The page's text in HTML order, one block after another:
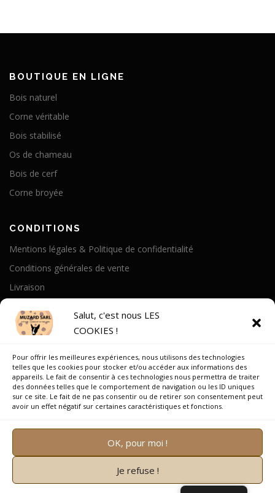
Salut, c'est nous LES
COOKIES !
Pour offrir les meilleures expériences, nous utilisons des technologies
telles que les cookies pour stocker et/ou accéder aux informations des
appareils. Le fait de consentir à ces technologies nous permettra de traiter
des données telles que le comportement de navigation ou les ID uniques
sur ce site. Le fait de ne pas consentir ou de retirer son consentement peut
avoir un effet négatif sur certaines caractéristiques et fonctions.
OK, pour moi !
Je refuse !
BOUTIQUE EN LIGNE
Bois naturel
Corne véritable
Bois stabilisé
Os de chameau
Bois de cerf
Corne broyée
CONDITIONS
Mentions légales & Politique de confidentialité
Conditions générales de vente
Livraison
Notre Histoire
On parle de nous
Recrutement
Copyright © 2026 Muzard SARL